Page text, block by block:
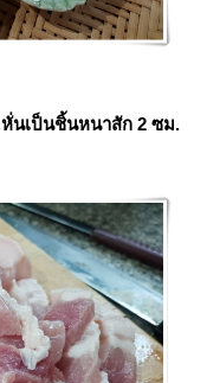
นเป็นชิ้นหนาสัก 2 ซม.